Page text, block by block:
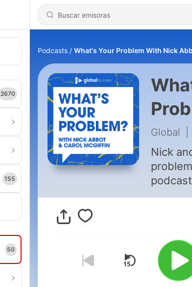
2670
155
50
Podcasts What's Your Problem With Nick
Nick
Global
Nick
issues. If they fail, that
Nick